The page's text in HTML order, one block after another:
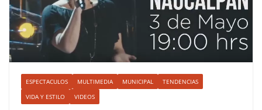
ESPECTACULOS MULTIMEDIA MUNICIPAL
TENDENCIAS
VIDA Y ESTILO
VIDEOS